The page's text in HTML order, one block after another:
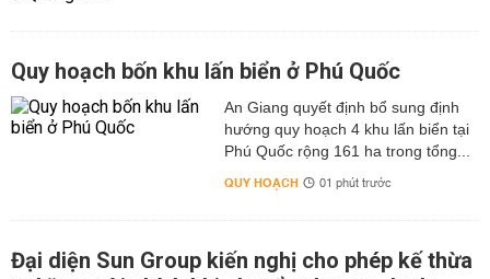
Quy hoạch bốn khu lấn biển ở Phú Quốc
An Giang quyết định bổ sung định
hướng quy hoạch 4 khu lấn biển tại
Phú Quốc rộng 161 ha trong tổng...
QUY HOẠCH 01 phút trước
Đại diện Sun Group kiến nghị cho phép kế thừa